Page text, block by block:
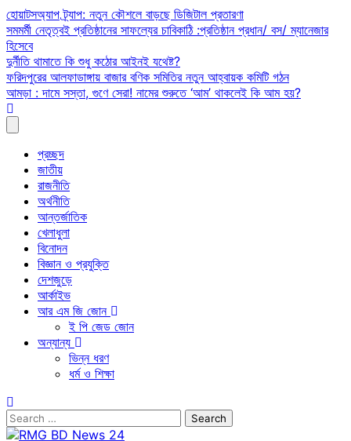
Skip
to
content
হোয়াটসঅ্যাপ ট্র্যাপ: নতুন কৌশলে বাড়ছে ডিজিটাল প্রতারণা
সমমর্মী নেতৃত্বই প্রতিষ্ঠানের সাফল্যের চাবিকাঠি :প্রতিষ্ঠান প্রধান/ বস/ ম্যানেজার
হিসেবে
দুর্নীতি থামাতে কি শুধু কঠোর আইনই যথেষ্ট?
ফরিদপুরের আলফাডাঙ্গায় বাজার বণিক সমিতির নতুন আহ্বায়ক কমিটি গঠন
আমড়া : দামে সস্তা, গুণে সেরা! নামের শুরুতে ‘আম’ থাকলেই কি আম হয়?
প্রচ্ছদ
জাতীয়
রাজনীতি
অর্থনীতি
আন্তর্জাতিক
খেলাধুলা
বিনোদন
বিজ্ঞান ও প্রযুক্তি
দেশজুড়ে
আর্কাইভ
আর এম জি জোন
ই পি জেড জোন
অন্যান্য
ভিন্ন ধরণ
ধর্ম ও শিক্ষা
Search
for: